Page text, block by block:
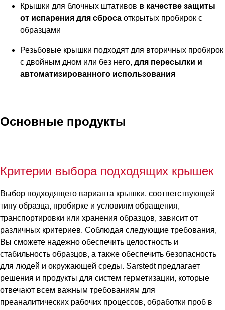
Крышки для блочных штативов в качестве защиты
от испарения для сброса открытых пробирок с
образцами
Резьбовые крышки подходят для вторичных пробирок
с двойным дном или без него, для пересылки и
автоматизированного использования
Основные продукты
Критерии выбора подходящих крышек
Выбор подходящего варианта крышки, соответствующей
типу образца, пробирке и условиям обращения,
транспортировки или хранения образцов, зависит от
различных критериев. Соблюдая следующие требования,
Вы сможете надежно обеспечить целостность и
стабильность образцов, а также обеспечить безопасность
для людей и окружающей среды. Sarstedt предлагает
решения и продукты для систем герметизации, которые
отвечают всем важным требованиям для
преаналитических рабочих процессов, обработки проб в